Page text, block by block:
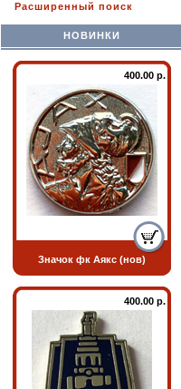
Расширенный поиск
НОВИНКИ
400.00 р.
Значок фк Аякс (нов)
400.00 р.